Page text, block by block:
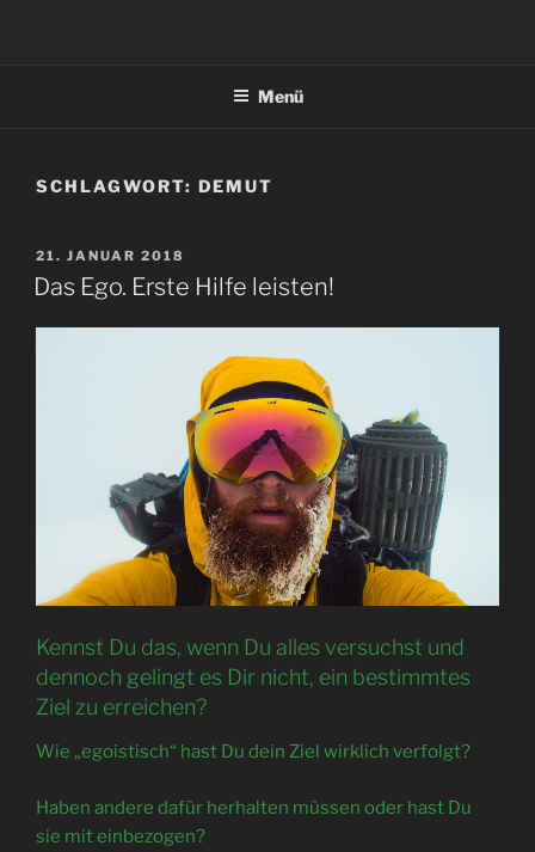
Menü
SCHLAGWORT: DEMUT
VERÖFFENTLICHT
AM
21. JANUAR 2018
Das Ego. Erste Hilfe leisten!
Kennst Du das, wenn Du alles versuchst und
dennoch gelingt es Dir nicht, ein bestimmtes
Ziel zu erreichen?
Wie „egoistisch“ hast Du dein Ziel wirklich verfolgt?
Haben andere dafür herhalten müssen oder hast Du
sie mit einbezogen?